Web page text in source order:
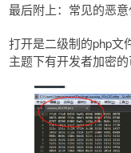
最后附上：常见的恶
打开是二级制的php文
主题下有开发者加密的